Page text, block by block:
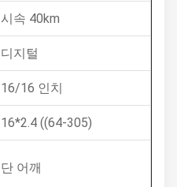
시속 40km
디지털
16/16 인치
16*2.4 ((64-305)
단 어깨